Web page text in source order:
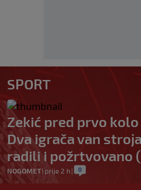
SPORT
Zekić pred prvo
Dva igrača van
radili i požrtvovano
NOGOMET| prije 2 h | 0